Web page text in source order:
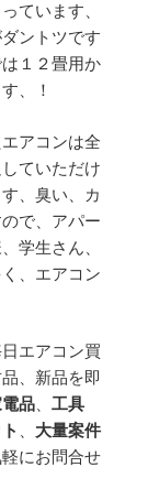
ています、
ントツです
１２畳用か
、！
アコンは全
ていただけ
、臭い、カ
で、アパー
学生さん、
、エアコン
エアコン買
、新品を即
品
工具
大量案件
にお問合せ